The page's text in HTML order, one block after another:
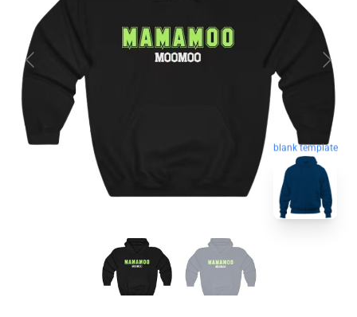
blank template